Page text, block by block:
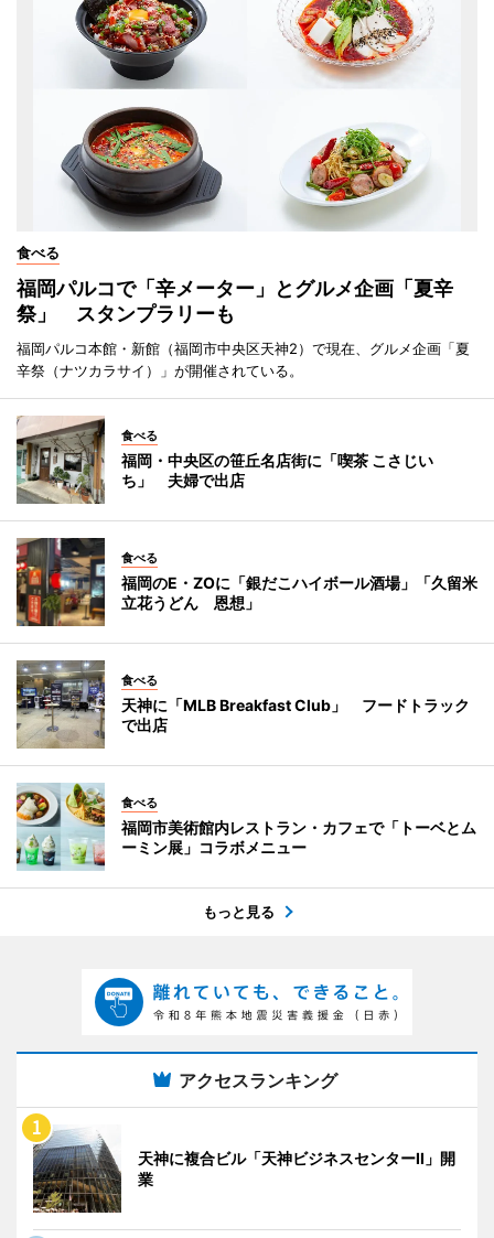
食べる
福岡パルコで「辛メーター」とグルメ企画「夏辛
祭」 スタンプラリーも
福岡パルコ本館・新館（福岡市中央区天神2）で現在、グルメ企画「夏
辛祭（ナツカラサイ）」が開催されている。
食べる
福岡・中央区の笹丘名店街に「喫茶 こさじい
ち」 夫婦で出店
食べる
福岡のE・ZOに「銀だこハイボール酒場」「久留米
立花うどん 恩想」
食べる
天神に「MLB Breakfast Club」 フードトラック
で出店
食べる
福岡市美術館内レストラン・カフェで「トーベとム
ーミン展」コラボメニュー
もっと見る
アクセスランキング
天神に複合ビル「天神ビジネスセンターII」開
業